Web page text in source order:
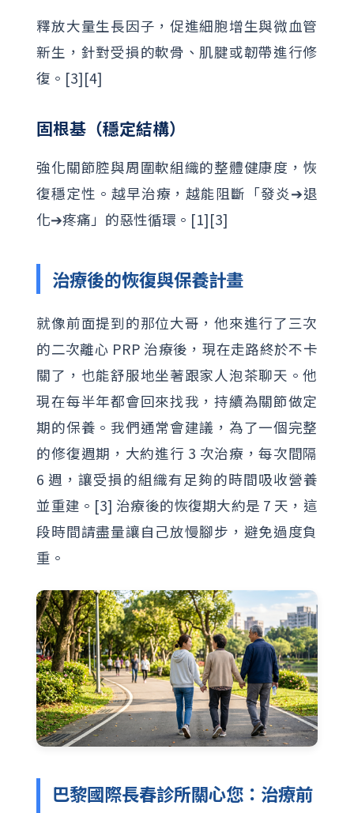
釋放大量生長因子，促進細胞增生與微血管
新生，針對受損的軟骨、肌腱或韌帶進行修
復。[3][4]
固根基（穩定結構）
強化關節腔與周圍軟組織的整體健康度，恢
復穩定性。越早治療，越能阻斷「發炎➔退
化➔疼痛」的惡性循環。[1][3]
治療後的恢復與保養計畫
就像前面提到的那位大哥，他來進行了三次
的二次離心 PRP 治療後，現在走路終於不卡
關了，也能舒服地坐著跟家人泡茶聊天。他
現在每半年都會回來找我，持續為關節做定
期的保養。我們通常會建議，為了一個完整
的修復週期，大約進行 3 次治療，每次間隔
6 週，讓受損的組織有足夠的時間吸收營養
並重建。[3] 治療後的恢復期大約是 7 天，這
段時間請盡量讓自己放慢腳步，避免過度負
重。
巴黎國際長春診所關心您：治療前